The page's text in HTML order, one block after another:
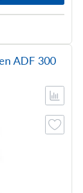
ADF 300